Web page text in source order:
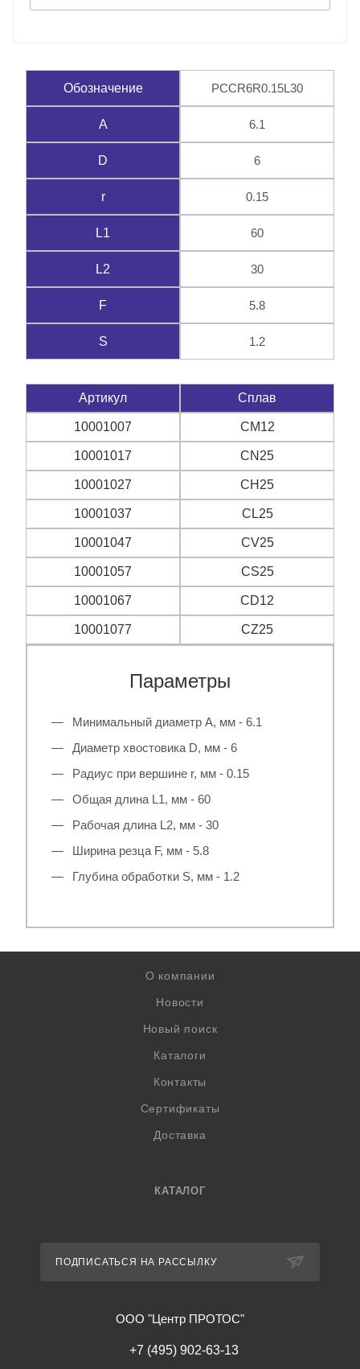
Обозначение PCCR6R0.15L30
A 6.1
D 6
r 0.15
L1 60
L2 30
F 5.8
S 1.2
Артикул Сплав
10001007 CM12
10001017 CN25
10001027 CH25
10001037 CL25
10001047 CV25
10001057 CS25
10001067 CD12
10001077 CZ25
Параметры
Минимальный диаметр A, мм - 6.1
Диаметр хвостовика D, мм - 6
Радиус при вершине r, мм - 0.15
Общая длина L1, мм - 60
Рабочая длина L2, мм - 30
Ширина резца F, мм - 5.8
Глубина обработки S, мм - 1.2
О компании
Новости
Новый поиск
Каталоги
Контакты
Сертификаты
Доставка
КАТАЛОГ
ПОДПИСАТЬСЯ НА РАССЫЛКУ
ООО "Центр ПРОТОС"
+7 (495) 902-63-13